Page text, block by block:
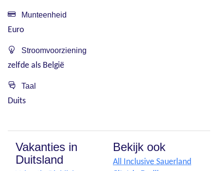
Munteenheid
Euro
Stroomvoorziening
zelfde als België
Taal
Duits
Vakanties in
Duitsland
Bekijk ook
All Inclusive Sauerland